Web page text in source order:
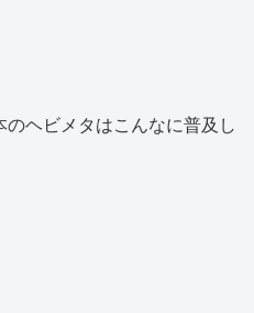
ヘビメタはこんなに普及し